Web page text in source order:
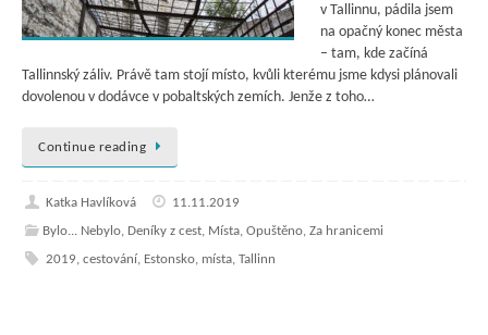
v Tallinnu, pádila jsem
na opačný konec města
– tam, kde začíná
Tallinnský záliv. Právě tam stojí místo, kvůli kterému jsme kdysi plánovali
dovolenou v dodávce v pobaltských zemích. Jenže z toho…
Continue reading
Katka Havlíková
11.11.2019
Bylo... Nebylo, Deníky z cest, Místa, Opuštěno, Za hranicemi
2019, cestování, Estonsko, místa, Tallinn